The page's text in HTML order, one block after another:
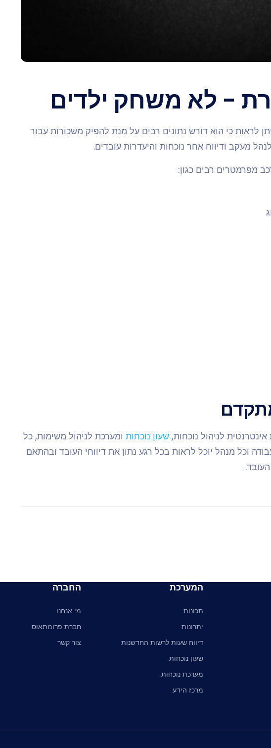
- לא משחק ילדים
לראות כי הוא דורש נתונים רבים על מנת להפיק משכורות עבור
מעקב ודיווח אחר נוכחות והיעדרות עובדים.
מפרמטרים רבים כגון:
שעון נוכחות ומערכת לניהול משימות, כל
וכל מנהל יוכל לראות בכל רגע נתון את דיווחי העובד ובהתאם
המערכת
תכונות
יתרונות
דיווח שעות לרשות החדשנות
שעון נוכחות
מערכת נוכחות
מרכז הידע
החברה
מי אנחנו
חברת פרומתאוס
צור קשר